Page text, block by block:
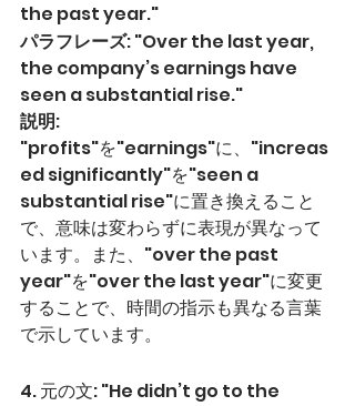
the past year."
パラフレーズ: "Over the last year,
the company’s earnings have
seen a substantial rise."
説明:
"profits"を"earnings"に、"increas
ed significantly"を"seen a
substantial rise"に置き換えること
で、意味は変わらずに表現が異なって
います。また、"over the past
year"を"over the last year"に変更
することで、時間の指示も異なる言葉
で示しています。
4. 元の文: "He didn’t go to the